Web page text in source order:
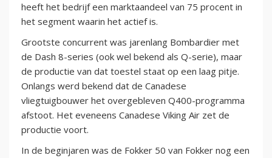
heeft het bedrijf een marktaandeel van 75 procent in
het segment waarin het actief is.
Grootste concurrent was jarenlang Bombardier met
de Dash 8-series (ook wel bekend als Q-serie), maar
de productie van dat toestel staat op een laag pitje.
Onlangs werd bekend dat de Canadese
vliegtuigbouwer het overgebleven Q400-programma
afstoot. Het eveneens Canadese Viking Air zet de
productie voort.
In de beginjaren was de Fokker 50 van Fokker nog een